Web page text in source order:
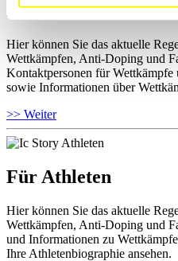
Für Ausrichter
Hier können Sie das aktuelle
Wettkämpfen, Anti-Doping und
Kontaktpersonen für Wettkämpfe
sowie Informationen über
>> Weiter
Für Athleten
Hier können Sie das aktuelle
Wettkämpfen, Anti-Doping und
und Informationen zu
Ihre Athletenbiographie ansehen.